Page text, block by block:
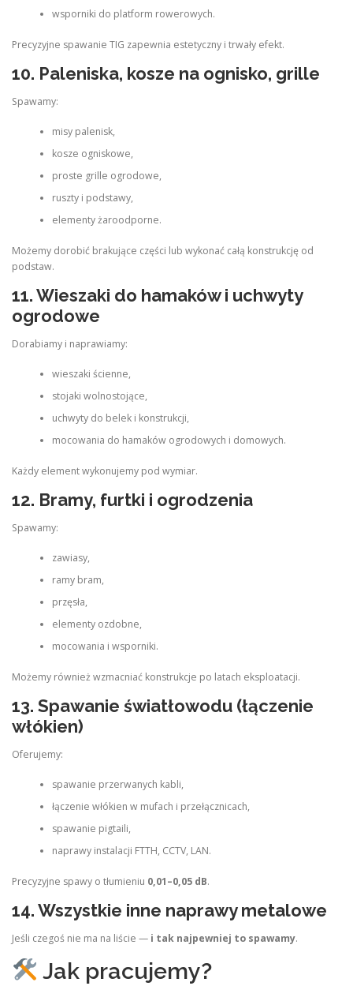
wsporniki do platform rowerowych.
Precyzyjne spawanie TIG zapewnia estetyczny i trwały efekt.
10. Paleniska, kosze na ognisko, grille
Spawamy:
misy palenisk,
kosze ogniskowe,
proste grille ogrodowe,
ruszty i podstawy,
elementy żaroodporne.
Możemy dorobić brakujące części lub wykonać całą konstrukcję od
podstaw.
11. Wieszaki do hamaków i uchwyty
ogrodowe
Dorabiamy i naprawiamy:
wieszaki ścienne,
stojaki wolnostojące,
uchwyty do belek i konstrukcji,
mocowania do hamaków ogrodowych i domowych.
Każdy element wykonujemy pod wymiar.
12. Bramy, furtki i ogrodzenia
Spawamy:
zawiasy,
ramy bram,
przęsła,
elementy ozdobne,
mocowania i wsporniki.
Możemy również wzmacniać konstrukcje po latach eksploatacji.
13. Spawanie światłowodu (łączenie
włókien)
Oferujemy:
spawanie przerwanych kabli,
łączenie włókien w mufach i przełącznicach,
spawanie pigtaili,
naprawy instalacji FTTH, CCTV, LAN.
Precyzyjne spawy o tłumieniu 0,01–0,05 dB.
14. Wszystkie inne naprawy metalowe
Jeśli czegoś nie ma na liście — i tak najpewniej to spawamy.
Jak pracujemy?